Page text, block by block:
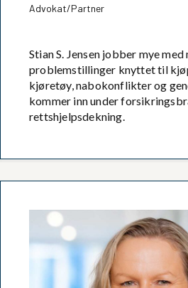
Advokat/Partner
Stian S. Jensen jobber mye
problemstillinger knyttet til
kjøretøy, nabokonflikter og
kommer inn under
rettshjelpsdekning.